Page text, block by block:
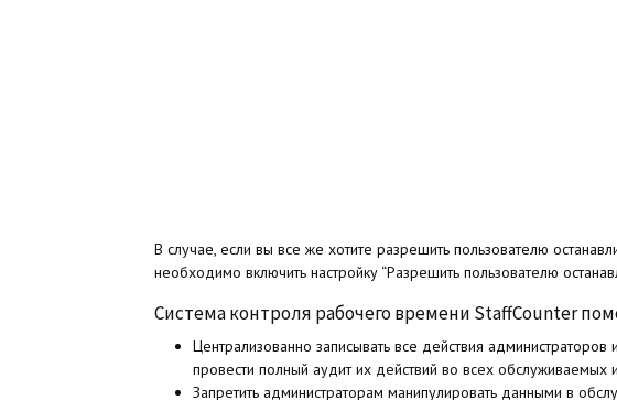
В случае, если вы все же хотите разрешить пользователю
необходимо включить настройку “Разрешить пользователю
Система контроля рабочего времени StaffCounter
Централизованно записывать все действия
провести полный аудит их действий во всех обслуживаемых
Запретить администраторам манипулировать данными в